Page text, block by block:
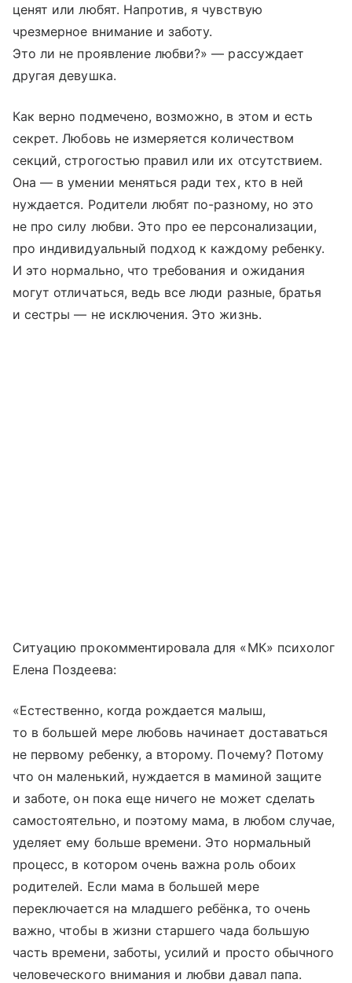
ценят или любят. Напротив, я чувствую
чрезмерное внимание и заботу.
Это ли не проявление любви?» — рассуждает
другая девушка.
Как верно подмечено, возможно, в этом и есть
секрет. Любовь не измеряется количеством
секций, строгостью правил или их отсутствием.
Она — в умении меняться ради тех, кто в ней
нуждается. Родители любят по-разному, но это
не про силу любви. Это про ее персонализации,
про индивидуальный подход к каждому ребенку.
И это нормально, что требования и ожидания
могут отличаться, ведь все люди разные, братья
и сестры — не исключения. Это жизнь.
Ситуацию прокомментировала для «МК» психолог
Елена Поздеева:
«Естественно, когда рождается малыш,
то в большей мере любовь начинает доставаться
не первому ребенку, а второму. Почему? Потому
что он маленький, нуждается в маминой защите
и заботе, он пока еще ничего не может сделать
самостоятельно, и поэтому мама, в любом случае,
уделяет ему больше времени. Это нормальный
процесс, в котором очень важна роль обоих
родителей. Если мама в большей мере
переключается на младшего ребёнка, то очень
важно, чтобы в жизни старшего чада большую
часть времени, заботы, усилий и просто обычного
человеческого внимания и любви давал папа.